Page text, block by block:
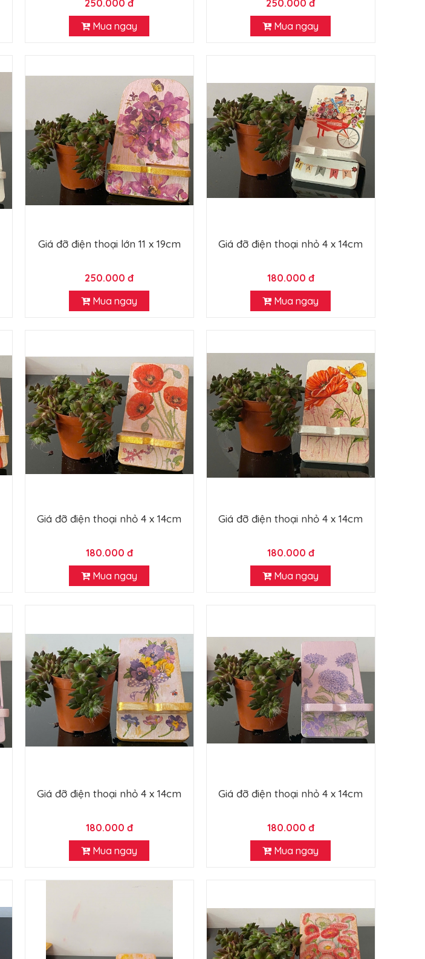
250.000 đ
Mua ngay
250.000 đ
Mua ngay
Giá đỡ điện thoại lớn 11 x 19cm
250.000 đ
Mua ngay
Giá đỡ điện thoại nhỏ 4 x 14cm
180.000 đ
Mua ngay
Giá đỡ điện thoại nhỏ 4 x 14cm
180.000 đ
Mua ngay
Giá đỡ điện thoại nhỏ 4 x 14cm
180.000 đ
Mua ngay
Giá đỡ điện thoại nhỏ 4 x 14cm
180.000 đ
Mua ngay
Giá đỡ điện thoại nhỏ 4 x 14cm
180.000 đ
Mua ngay